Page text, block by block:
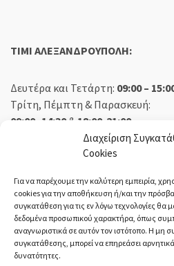
Διαχείριση
Cookies
Για να παρέχουμε την καλύτερη εμπειρία,
cookies για την αποθήκευση ή/και την
συγκατάθεση για τις εν λόγω τεχνολογίες θα
δεδομένα προσωπικού χαρακτήρα, όπως
αναγνωριστικά σε αυτόν τον ιστότοπο. Η μη
συγκατάθεσης, μπορεί να επηρεάσει αρνητικά
δυνατότητες.
TIMI ΑΛΕΞΑΝΔΡΟΥΠΟΛΗ:
Δευτέρα και Τετάρτη: 09:00 –
Τρίτη, Πέμπτη & Παρασκευή:
09:00 -14:30 & 18:00-21:00
09:00 – 14:30
Κλειστά
ΕΚΘΕΣΗ ΟΡΕΣΤΙΑΔΑ: